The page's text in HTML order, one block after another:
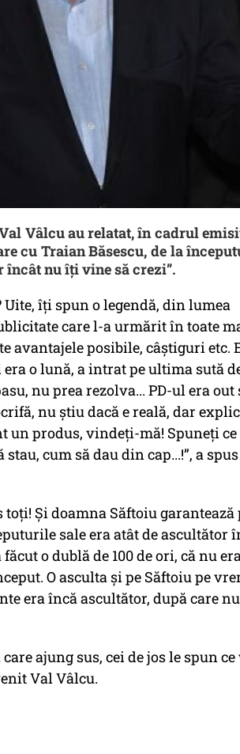
Vâlcu au relatat, în cadrul
cu Traian Băsescu, de la
încât nu îți vine să crezi”.
Uite, îți spun o legendă, din lumea
care l-a urmărit în toate
avantajele posibile, câștiguri etc.
o lună, a intrat pe ultima sută
, nu prea rezolva... PD-ul era out
nu știu dacă e reală, dar
un produs, vindeți-mă! Spuneți ce
cum să dau din cap...!”, a
Și doamna Săftoiu
sale era atât de ascultător
o dublă de 100 de ori, că nu
O asculta și pe Săftoiu pe
era încă ascultător, după care nu
ajung sus, cei de jos le spun
Val Vâlcu.